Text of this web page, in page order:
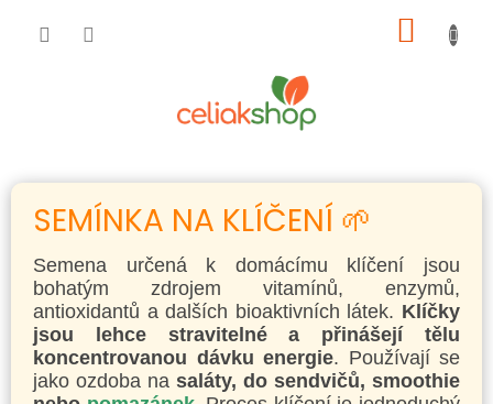
KOŠÍK
SEMÍNKA NA KLÍČENÍ 🌱
Semena určená k domácímu klíčení jsou
bohatým zdrojem vitamínů, enzymů,
antioxidantů a dalších bioaktivních látek. Klíčky
jsou lehce stravitelné a přinášejí tělu
koncentrovanou dávku energie. Používají se
jako ozdoba na saláty, do sendvičů, smoothie